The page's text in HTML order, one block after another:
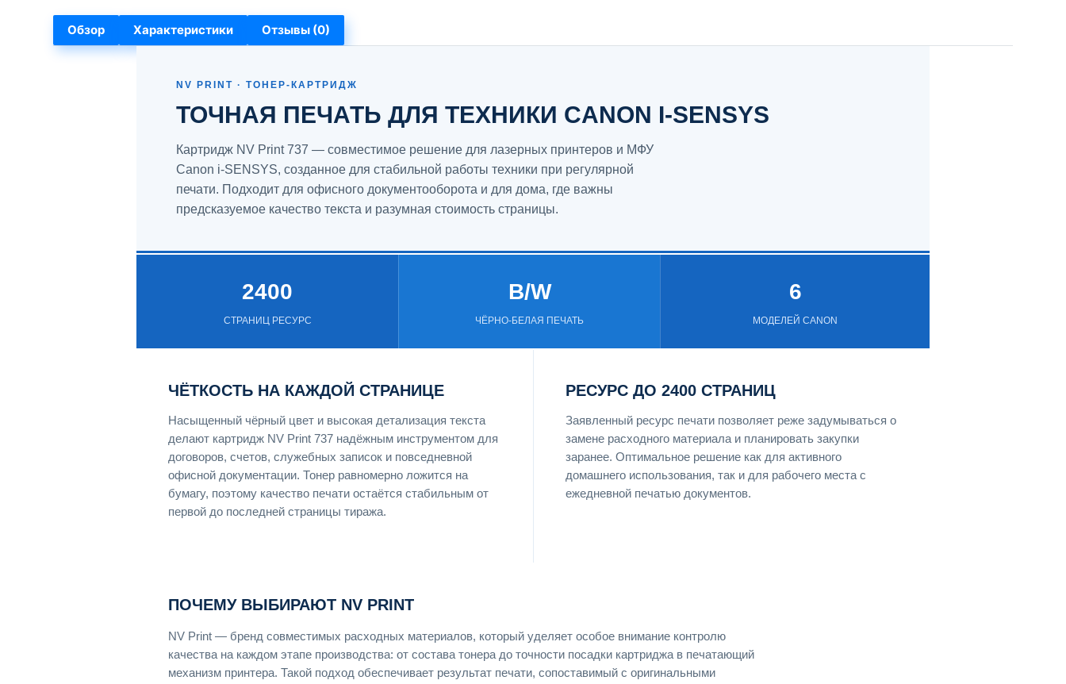
Обзор Характеристики Отзывы (0)
NV PRINT · ТОНЕР-КАРТРИДЖ
ТОЧНАЯ ПЕЧАТЬ ДЛЯ ТЕХНИКИ CANON I-SENSYS
Картридж NV Print 737 — совместимое решение для лазерных принтеров и МФУ
Canon i-SENSYS, созданное для стабильной работы техники при регулярной
печати. Подходит для офисного документооборота и для дома, где важны
предсказуемое качество текста и разумная стоимость страницы.
2400
СТРАНИЦ РЕСУРС
B/W
ЧЁРНО-БЕЛАЯ ПЕЧАТЬ
6
МОДЕЛЕЙ CANON
ЧЁТКОСТЬ НА КАЖДОЙ СТРАНИЦЕ
Насыщенный чёрный цвет и высокая детализация текста
делают картридж NV Print 737 надёжным инструментом для
договоров, счетов, служебных записок и повседневной
офисной документации. Тонер равномерно ложится на
бумагу, поэтому качество печати остаётся стабильным от
первой до последней страницы тиража.
РЕСУРС ДО 2400 СТРАНИЦ
Заявленный ресурс печати позволяет реже задумываться о
замене расходного материала и планировать закупки
заранее. Оптимальное решение как для активного
домашнего использования, так и для рабочего места с
ежедневной печатью документов.
ПОЧЕМУ ВЫБИРАЮТ NV PRINT
NV Print — бренд совместимых расходных материалов, который уделяет особое внимание контролю
качества на каждом этапе производства: от состава тонера до точности посадки картриджа в печатающий
механизм принтера. Такой подход обеспечивает результат печати, сопоставимый с оригинальными